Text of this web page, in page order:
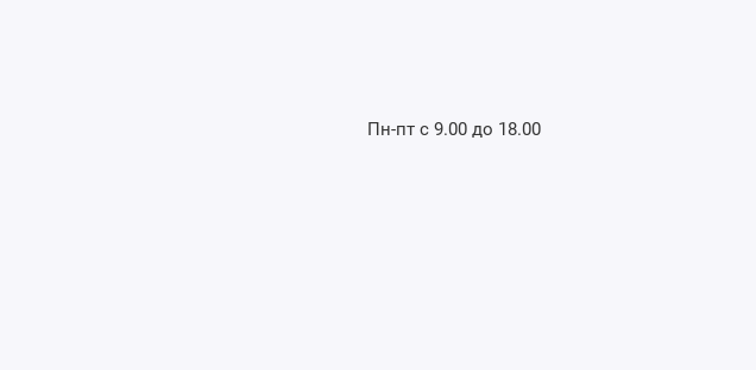
Пн-пт с 9.00 до 18.00